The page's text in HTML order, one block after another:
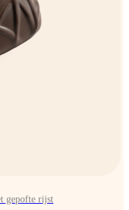
gepofte rijst